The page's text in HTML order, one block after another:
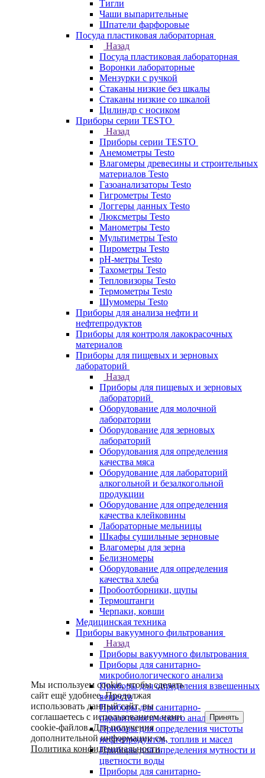
Тигли
Чаши выпарительные
Шпатели фарфоровые
Посуда пластиковая лабораторная
Назад
Посуда пластиковая лабораторная
Воронки лабораторные
Мензурки с ручкой
Стаканы низкие без шкалы
Стаканы низкие со шкалой
Цилиндр с носиком
Приборы серии TESTO
Назад
Приборы серии TESTO
Анемометры Testo
Влагомеры древесины и строительных
материалов Testo
Газоанализаторы Testo
Гигрометры Testo
Логгеры данных Testo
Люксметры Testo
Манометры Testo
Мультиметры Testo
Пирометры Testo
pH-метры Testo
Тахометры Testo
Тепловизоры Testo
Термометры Testo
Шумомеры Testo
Приборы для анализа нефти и
нефтепродуктов
Приборы для контроля лакокрасочных
материалов
Приборы для пищевых и зерновых
лабораторий
Назад
Приборы для пищевых и зерновых
лабораторий
Оборудование для молочной
лаборатории
Оборудование для зерновых
лабораторий
Оборудования для определения
качества мяса
Оборудование для лабораторий
алкогольной и безалкогольной
продукции
Оборудование для определения
качества клейковины
Лабораторные мельницы
Шкафы сушильные зерновые
Влагомеры для зерна
Белизномеры
Оборудование для определения
качества хлеба
Пробоотборники, щупы
Термоштанги
Черпаки, ковши
Медицинская техника
Приборы вакуумного фильтрования
Назад
Приборы вакуумного фильтрования
Приборы для санитарно-
микробиологического анализа
Приборы для определения взвешенных
веществ
Приборы для санитарно-
паразитологического анализа
Приборы для определения чистоты
нефтепродуктов, топлив и масел
Приборы для определения мутности и
цветности воды
Приборы для санитарно-
Мы используем cookie, чтобы сделать
сайт ещё удобнее. Продолжая
использовать данный сайт, вы
соглашаетесь с использованием нами
cookie-файлов. Для получения
дополнительной информации см.
Политика конфиденциальности.
Принять